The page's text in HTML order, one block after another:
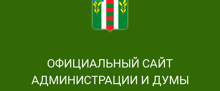
ОФИЦИАЛЬНЫЙ САЙТ
АДМИНИСТРАЦИИ И ДУМЫ